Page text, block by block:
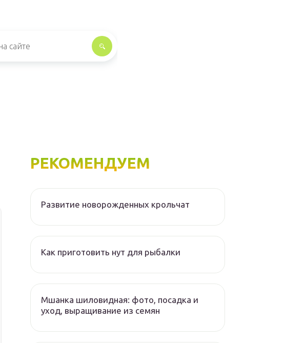
РЕКОМЕНДУЕМ
Развитие новорожденных крольчат
Как приготовить нут для рыбалки
Мшанка шиловидная: фото, посадка и
уход, выращивание из семян